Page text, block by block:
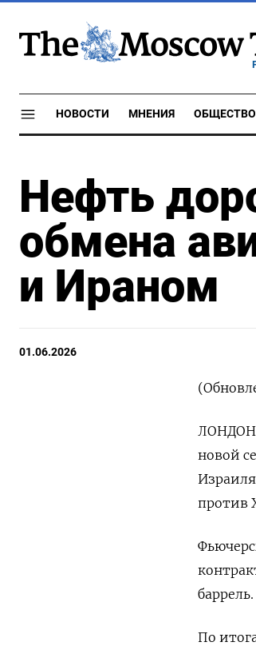
НОВОСТИ МНЕНИЯ ОБЩЕСТВО
Нефть
обмена
и Ираном
01.06.2026
ЛОНДОН,
новой
против
‌баррель.
По